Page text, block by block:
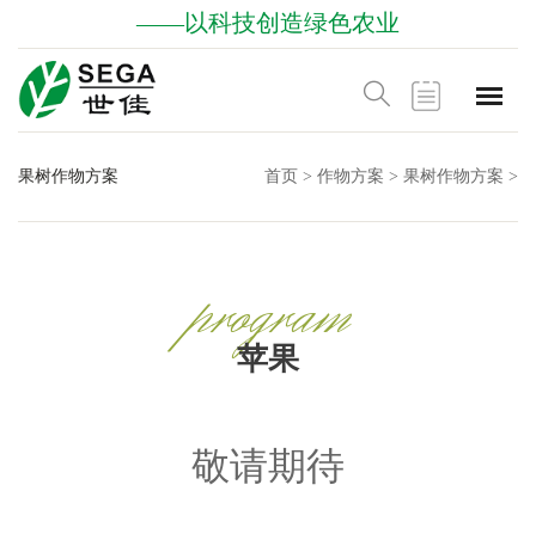
——以科技创造绿色农业
果树作物方案 首页 > 作物方案 > 果树作物方案 >
program
苹果
敬请期待